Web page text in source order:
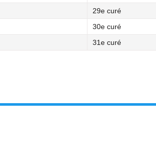
29e curé
30e curé
31e curé